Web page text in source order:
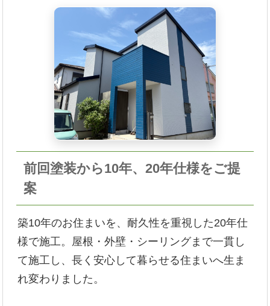
前回塗装から10年、20年仕様をご提
案
築10年のお住まいを、耐久性を重視した20年仕
様で施工。屋根・外壁・シーリングまで一貫し
て施工し、長く安心して暮らせる住まいへ生ま
れ変わりました。